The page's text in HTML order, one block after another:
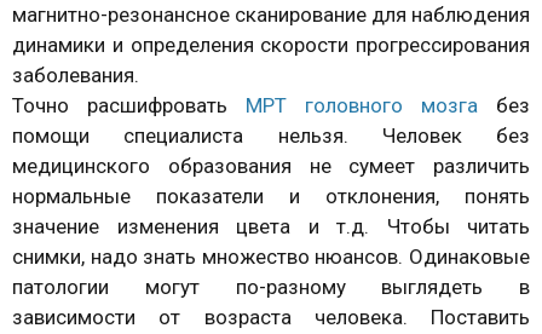
магнитно-резонансное сканирование для наблюдения
динамики и определения скорости прогрессирования
заболевания.
Точно расшифровать МРТ головного мозга без
помощи специалиста нельзя. Человек без
медицинского образования не сумеет различить
нормальные показатели и отклонения, понять
значение изменения цвета и т.д. Чтобы читать
снимки, надо знать множество нюансов. Одинаковые
патологии могут по-разному выглядеть в
зависимости от возраста человека. Поставить